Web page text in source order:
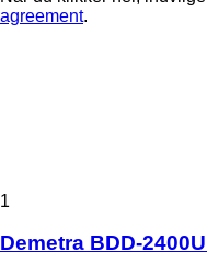
agreement.
1
Demetra BDD-